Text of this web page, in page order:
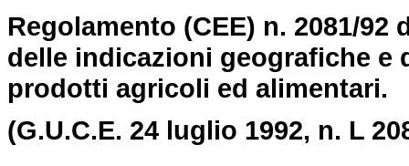
Regolamento (CEE) n. 2081/
delle indicazioni geografiche e
prodotti agricoli ed alimentari.
(G.U.C.E. 24 luglio 1992, n. L